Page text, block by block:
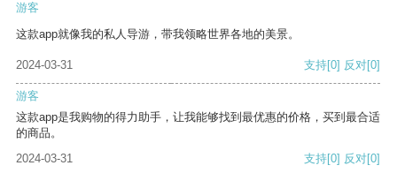
游客
这款app就像我的私人导游，带我领略世界各地的美景。
2024-03-31 支持[0] 反对[0]
游客
这款app是我购物的得力助手，让我能够找到最优惠的价格，买到最合适
的商品。
2024-03-31
支持[0] 反对[0]